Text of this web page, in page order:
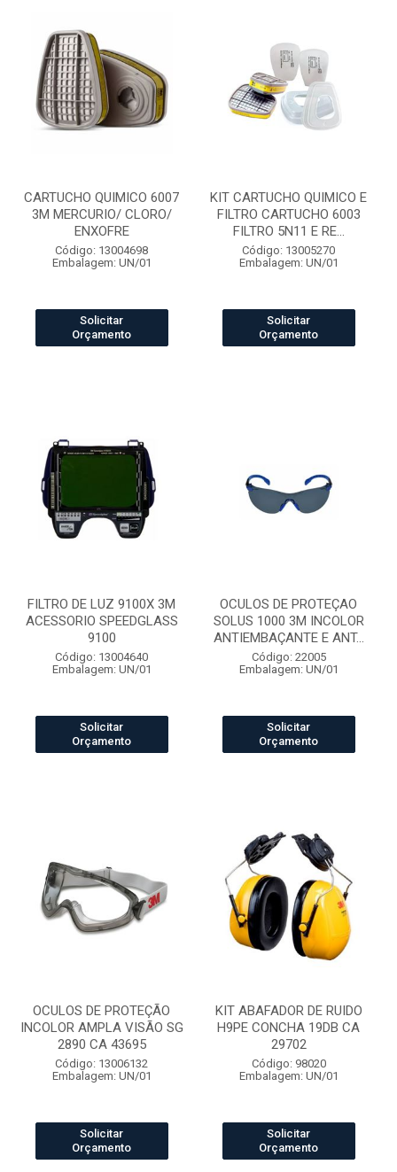
CARTUCHO QUIMICO 6007
3M MERCURIO/ CLORO/
ENXOFRE
Código: 13004698
Embalagem: UN/01
Solicitar
Orçamento
KIT CARTUCHO QUIMICO E
FILTRO CARTUCHO 6003
FILTRO 5N11 E RE...
Código: 13005270
Embalagem: UN/01
Solicitar
Orçamento
FILTRO DE LUZ 9100X 3M
ACESSORIO SPEEDGLASS
9100
Código: 13004640
Embalagem: UN/01
Solicitar
Orçamento
OCULOS DE PROTEÇAO
SOLUS 1000 3M INCOLOR
ANTIEMBAÇANTE E ANT...
Código: 22005
Embalagem: UN/01
Solicitar
Orçamento
OCULOS DE PROTEÇÃO
INCOLOR AMPLA VISÃO SG
2890 CA 43695
Código: 13006132
Embalagem: UN/01
Solicitar
Orçamento
KIT ABAFADOR DE RUIDO
H9PE CONCHA 19DB CA
29702
Código: 98020
Embalagem: UN/01
Solicitar
Orçamento